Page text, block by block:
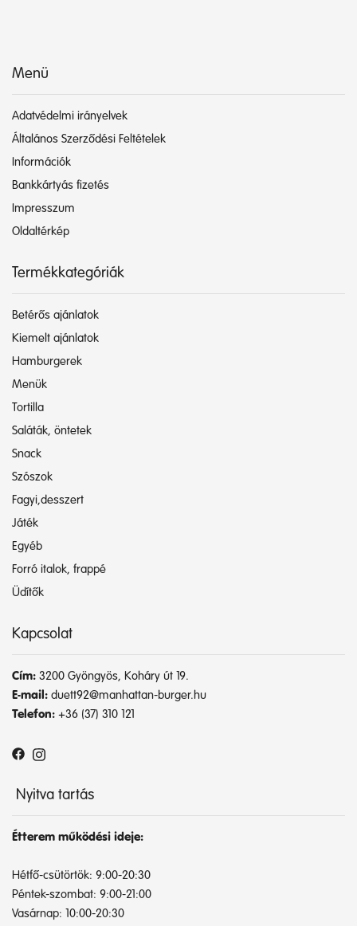
Menü
Adatvédelmi irányelvek
Általános Szerződési Feltételek
Információk
Bankkártyás fizetés
Impresszum
Oldaltérkép
Termékkategóriák
Betérős ajánlatok
Kiemelt ajánlatok
Hamburgerek
Menük
Tortilla
Saláták, öntetek
Snack
Szószok
Fagyi,desszert
Játék
Egyéb
Forró italok, frappé
Üdítők
Kapcsolat
Cím: 3200 Gyöngyös, Koháry út 19.
E-mail: duett92@manhattan-burger.hu
Telefon: +36 (37) 310 121
Nyitva tartás
Étterem működési ideje:
Hétfő-csütörtök: 9:00-20:30
Péntek-szombat: 9:00-21:00
Vasárnap: 10:00-20:30